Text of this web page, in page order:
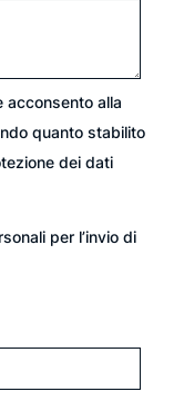
acconsento alla
quanto stabilito
dei dati
per l’invio di